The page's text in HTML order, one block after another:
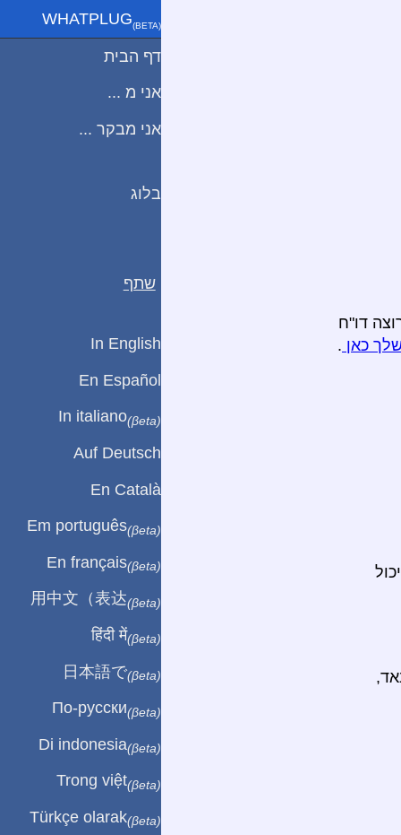
דו"ח
כאן .
WHATPLUG(ΒETA)
דף הבית
אני מ ...
אני מבקר ...
בלוג
שתף
In English
En Español
In italiano(βeta)
Auf Deutsch
En Català
Em português(βeta)
En français(βeta)
用中文（表达(βeta)
हिंदी में(βeta)
日本語で(βeta)
По-русски(βeta)
Di indonesia(βeta)
Trong việt(βeta)
Türkçe olarak(βeta)